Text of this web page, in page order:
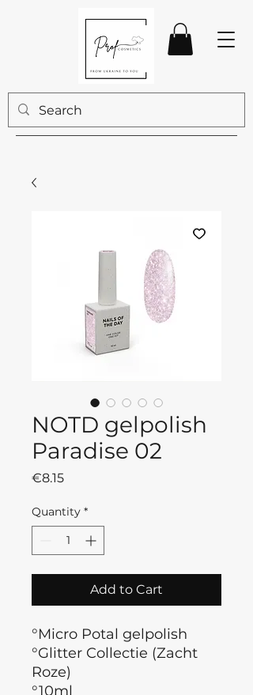
NOTD gelpolish
Paradise 02
€8.15Price
Quantity *
Add to Cart
°Micro Potal gelpolish
°Glitter Collectie (Zacht
Roze)
°10ml